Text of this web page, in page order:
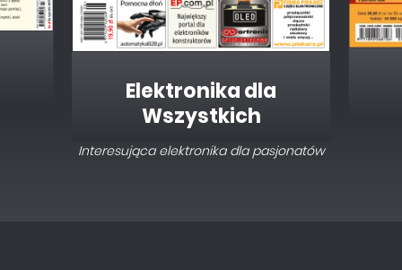
Elektronika dla
Wszystkich
Interesująca elektronika dla pasjonatów